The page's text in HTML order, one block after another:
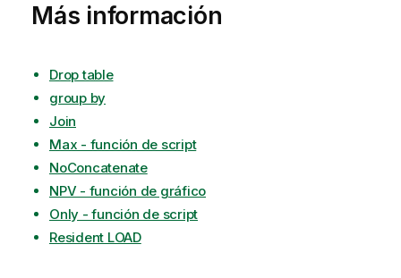
Más información
Drop table
group by
Join
Max - función de script
NoConcatenate
NPV - función de gráfico
Only - función de script
Resident LOAD